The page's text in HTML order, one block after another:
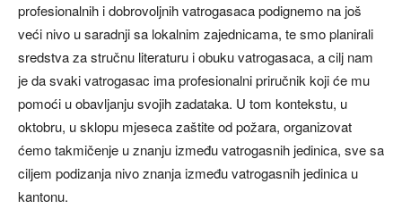
profesionalnih i dobrovoljnih vatrogasaca podignemo na još
veći nivo u saradnji sa lokalnim zajednicama, te smo planirali
sredstva za stručnu literaturu i obuku vatrogasaca, a cilj nam
je da svaki vatrogasac ima profesionalni priručnik koji će mu
pomoći u obavljanju svojih zadataka. U tom kontekstu, u
oktobru, u sklopu mjeseca zaštite od požara, organizovat
ćemo takmičenje u znanju između vatrogasnih jedinica, sve sa
ciljem podizanja nivo znanja između vatrogasnih jedinica u
kantonu.